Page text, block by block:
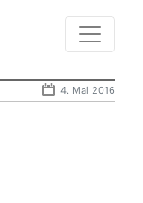
4. Mai 2016